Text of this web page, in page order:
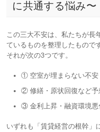
に共通する悩み〜
この三大不安は、私たちが長
ているものを整理したもので
それが次の3つです。
① 空室が埋まらない不安
② 修繕・原状回復など予
③ 金利上昇・融資環境悪
いずれも「賃貸経営の根幹」